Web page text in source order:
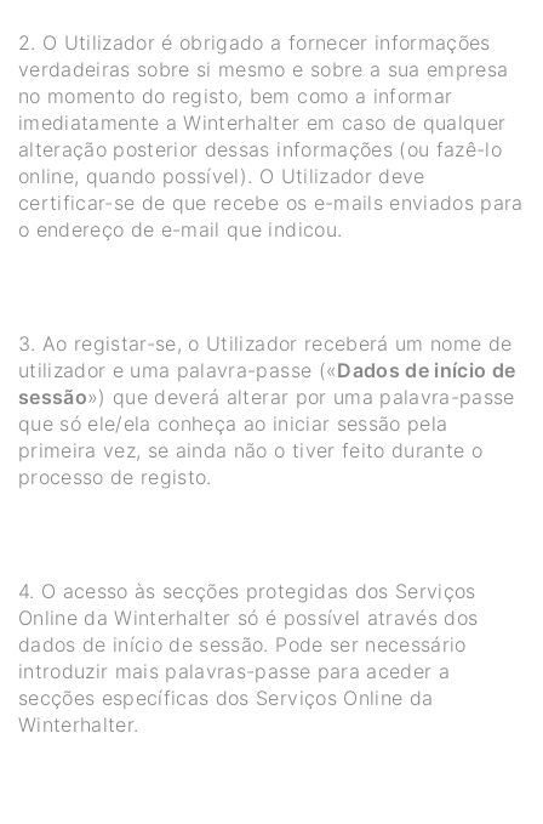
2. O Utilizador é obrigado a fornecer informações
verdadeiras sobre si mesmo e sobre a sua empresa
no momento do registo, bem como a informar
imediatamente a Winterhalter em caso de qualquer
alteração posterior dessas informações (ou fazê-lo
online, quando possível). O Utilizador deve
certificar-se de que recebe os e-mails enviados para
o endereço de e-mail que indicou.
3. Ao registar-se, o Utilizador receberá um nome de
utilizador e uma palavra-passe («Dados de início de
sessão») que deverá alterar por uma palavra-passe
que só ele/ela conheça ao iniciar sessão pela
primeira vez, se ainda não o tiver feito durante o
processo de registo.
4. O acesso às secções protegidas dos Serviços
Online da Winterhalter só é possível através dos
dados de início de sessão. Pode ser necessário
introduzir mais palavras-passe para aceder a
secções específicas dos Serviços Online da
Winterhalter.